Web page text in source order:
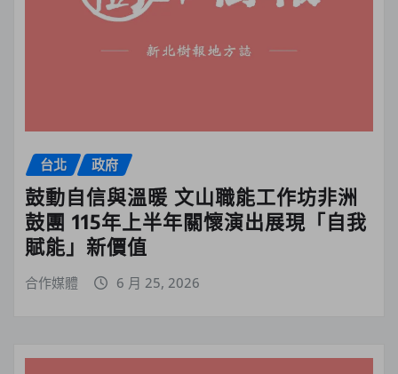
台北 政府
鼓動自信與溫暖 文山職能工作坊非洲
鼓團 115年上半年關懷演出展現「自我
賦能」新價值
合作媒體 6 月 25, 2026